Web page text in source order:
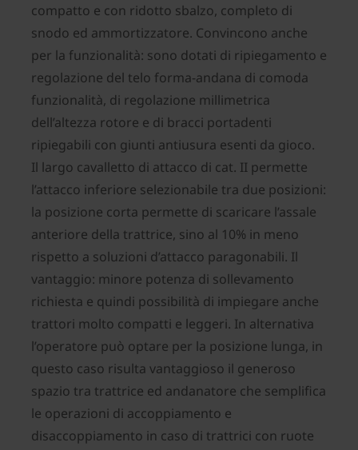
compatto e con ridotto sbalzo, completo di
snodo ed ammortizzatore. Convincono anche
per la funzionalità: sono dotati di ripiegamento e
regolazione del telo forma-andana di comoda
funzionalità, di regolazione millimetrica
dell’altezza rotore e di bracci portadenti
ripiegabili con giunti antiusura esenti da gioco.
Il largo cavalletto di attacco di cat. II permette
l’attacco inferiore selezionabile tra due posizioni:
la posizione corta permette di scaricare l’assale
anteriore della trattrice, sino al 10% in meno
rispetto a soluzioni d’attacco paragonabili. Il
vantaggio: minore potenza di sollevamento
richiesta e quindi possibilità di impiegare anche
trattori molto compatti e leggeri. In alternativa
l’operatore può optare per la posizione lunga, in
questo caso risulta vantaggioso il generoso
spazio tra trattrice ed andanatore che semplifica
le operazioni di accoppiamento e
disaccoppiamento in caso di trattrici con ruote